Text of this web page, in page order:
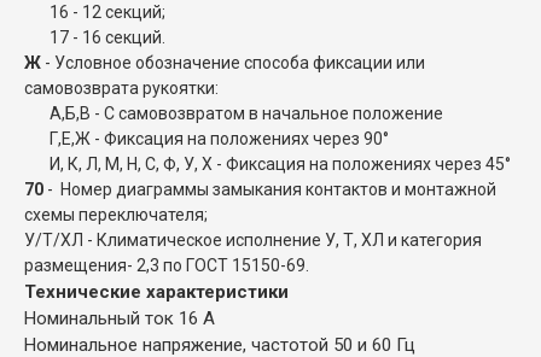
16 - 12 секций;
17 - 16 секций.
Ж - Условное обозначение способа фиксации или
самовозврата рукоятки:
А,Б,В - С самовозвратом в начальное положение
Г,Е,Ж - Фиксация на положениях через 90°
И, К, Л, М, Н, С, Ф, У, Х - Фиксация на положениях через 45°
70 - Номер диаграммы замыкания контактов и монтажной
схемы переключателя;
У/Т/ХЛ - Климатическое исполнение У, Т, ХЛ и категория
размещения- 2,3 по ГОСТ 15150-69.
Технические характеристики
Номинальный ток 16 А
Номинальное напряжение, частотой 50 и 60 Гц